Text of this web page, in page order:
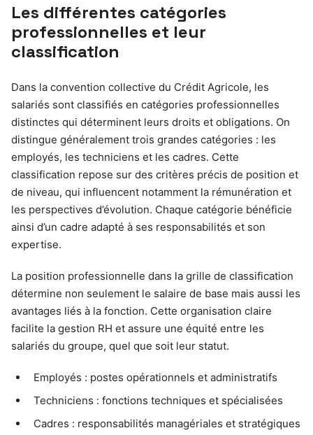
Les différentes catégories
professionnelles et leur
classification
Dans la convention collective du Crédit Agricole, les
salariés sont classifiés en catégories professionnelles
distinctes qui déterminent leurs droits et obligations. On
distingue généralement trois grandes catégories : les
employés, les techniciens et les cadres. Cette
classification repose sur des critères précis de position et
de niveau, qui influencent notamment la rémunération et
les perspectives d’évolution. Chaque catégorie bénéficie
ainsi d’un cadre adapté à ses responsabilités et son
expertise.
La position professionnelle dans la grille de classification
détermine non seulement le salaire de base mais aussi les
avantages liés à la fonction. Cette organisation claire
facilite la gestion RH et assure une équité entre les
salariés du groupe, quel que soit leur statut.
Employés : postes opérationnels et administratifs
Techniciens : fonctions techniques et spécialisées
Cadres : responsabilités managériales et stratégiques